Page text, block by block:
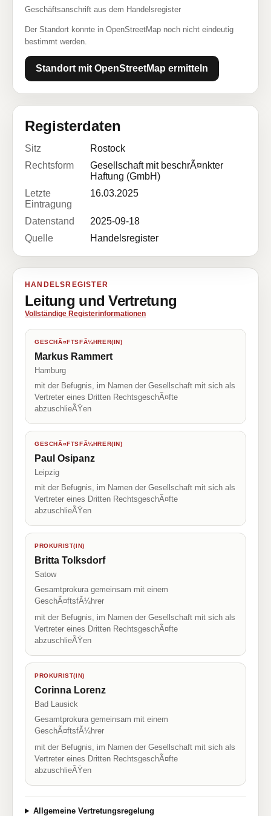
Geschäftsanschrift aus dem Handelsregister
Der Standort konnte in OpenStreetMap noch nicht eindeutig
bestimmt werden.
Standort mit OpenStreetMap ermitteln
Registerdaten
Sitz
Rostock
Rechtsform
Gesellschaft mit beschrÃ¤nkter
Haftung (GmbH)
Letzte
Eintragung
16.03.2025
Datenstand
2025-09-18
Quelle
Handelsregister
HANDELSREGISTER
Leitung und Vertretung
Vollständige Registerinformationen
GESCHÃ¤FTSFÃ¼HRER(IN)
Markus Rammert
Hamburg
mit der Befugnis, im Namen der Gesellschaft mit sich als
Vertreter eines Dritten RechtsgeschÃ¤fte
abzuschlieÃŸen
GESCHÃ¤FTSFÃ¼HRER(IN)
Paul Osipanz
Leipzig
mit der Befugnis, im Namen der Gesellschaft mit sich als
Vertreter eines Dritten RechtsgeschÃ¤fte
abzuschlieÃŸen
PROKURIST(IN)
Britta Tolksdorf
Satow
Gesamtprokura gemeinsam mit einem
GeschÃ¤ftsfÃ¼hrer
mit der Befugnis, im Namen der Gesellschaft mit sich als
Vertreter eines Dritten RechtsgeschÃ¤fte
abzuschlieÃŸen
PROKURIST(IN)
Corinna Lorenz
Bad Lausick
Gesamtprokura gemeinsam mit einem
GeschÃ¤ftsfÃ¼hrer
mit der Befugnis, im Namen der Gesellschaft mit sich als
Vertreter eines Dritten RechtsgeschÃ¤fte
abzuschlieÃŸen
Allgemeine Vertretungsregelung